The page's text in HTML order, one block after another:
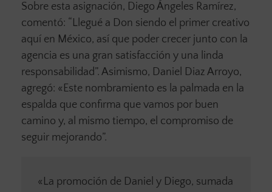
Sobre esta asignación, Diego Ángeles Ramírez,
comentó: “Llegué a Don siendo el primer creativo
aquí en México, así que poder crecer junto con la
agencia es una gran satisfacción y una linda
responsabilidad”. Asimismo, Daniel Diaz Arroyo,
agregó: «Este nombramiento es la palmada en la
espalda que confirma que vamos por buen
camino y, al mismo tiempo, el compromiso de
seguir mejorando”.
«La promoción de Daniel y Diego, sumada